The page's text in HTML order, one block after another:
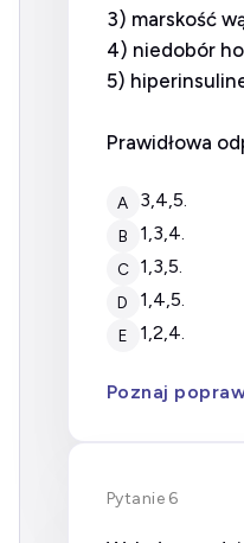
3) marskość
4) niedobór
5)
Prawidłowa
A 3,4,5.
B 1,3,4.
C 1,3,5.
D 1,4,5.
E 1,2,4.
Poznaj
Pytanie 6